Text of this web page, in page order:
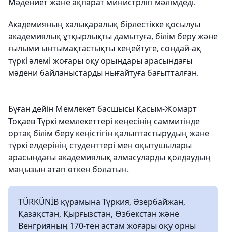
Академияның халықаралық бірлестікке қосылуы
академиялық ұтқырлықты дамытуға, білім беру және
ғылыми ынтымақтастықты кеңейтуге, сондай-ақ
түркі әлемі жоғары оқу орындары арасындағы
мәдени байланыстарды нығайтуға бағытталған.
Бұған дейін Мемлекет басшысы Қасым-Жомарт
Тоқаев Түркі мемлекеттері кеңесінің саммитінде
ортақ білім беру кеңістігін қалыптастырудың және
түркі елдерінің студенттері мен оқытушылары
арасындағы академиялық алмасуларды қолдаудың
маңызын атап өткен болатын.
TÜRKÜNİB құрамына Түркия, Әзербайжан,
Қазақстан, Қырғызстан, Өзбекстан және
Венгрияның 170-тен астам жоғары оқу орны